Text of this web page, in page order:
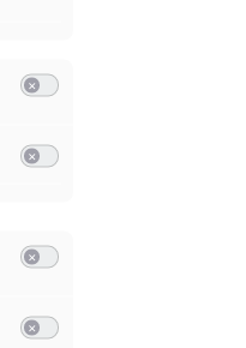
zu Google Analytics
zu YouTube